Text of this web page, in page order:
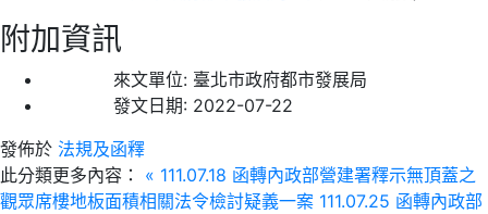
附加資訊
來文單位: 臺北市政府都市發展局
發文日期: 2022-07-22
發佈於 法規及函釋
此分類更多內容：
« 111.07.18 函轉內政部營建署釋示無頂蓋之
觀眾席樓地板面積相關法令檢討疑義一案 111.07.25 函轉內政部